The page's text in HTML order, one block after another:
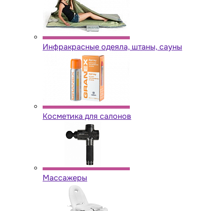
Инфракрасные одеяла, штаны, сауны
Косметика для салонов
Массажеры